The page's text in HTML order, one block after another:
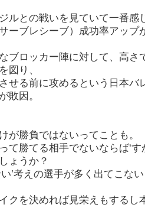
ルとの戦いを見ていて一番感
ーブレシーブ）成功率アップ
ブロッカー陣に対して、高さ
図り、
せる前に攻めるという日本バ
敗因。
が勝負ではないってことも。
て勝てる相手でないならば‘す
ょうか？
’考えの選手が多く出てこな
クを決めれば見栄えもするし